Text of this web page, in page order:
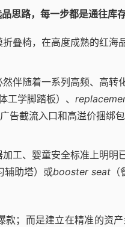
思路，每一步都是通往库存
叠椅，在高度成熟的红海
然伴随着一系列高频、高
工学脚踏板）、
告截流入口和高溢价捆绑
工、婴童安全标准上明明
辅助塔）或booster seat（
款；而是建立在精准的资